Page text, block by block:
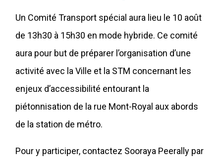
Un Comité Transport spécial aura lieu le 10 août
de 13h30 à 15h30 en mode hybride. Ce comité
aura pour but de préparer l’organisation d’une
activité avec la Ville et la STM concernant les
enjeux d’accessibilité entourant la
piétonnisation de la rue Mont-Royal aux abords
de la station de métro.
Pour y participer, contactez Sooraya Peerally par